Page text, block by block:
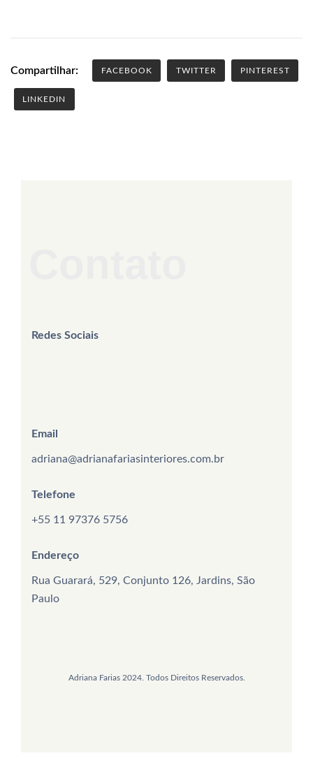
Compartilhar: FACEBOOK TWITTER PINTEREST
LINKEDIN
Redes Sociais
Email
adriana@adrianafariasinteriores.com.br
Telefone
+55 11 97376 5756
Endereço
Rua Guarará, 529, Conjunto 126, Jardins, São
Paulo
Adriana Farias 2024. Todos Direitos Reservados.